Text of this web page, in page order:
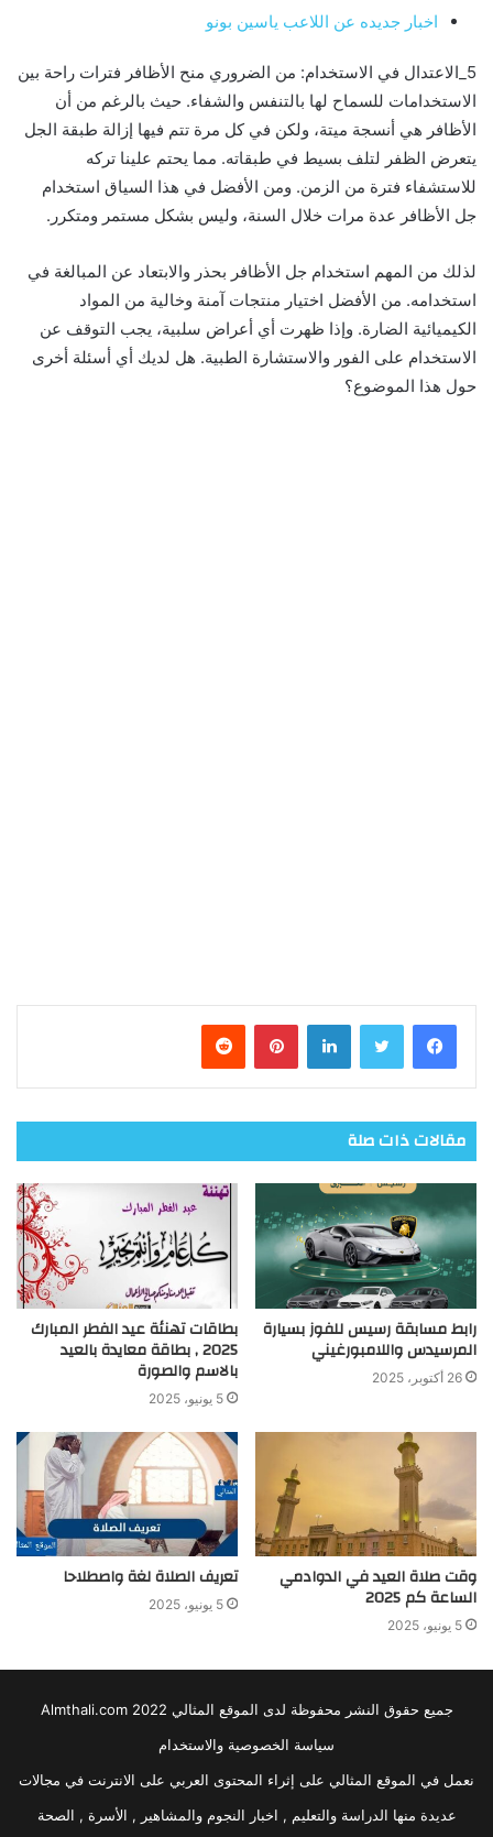
اخبار جديده عن اللاعب ياسين بونو
5_الاعتدال في الاستخدام: من الضروري منح الأظافر فترات راحة بين
الاستخدامات للسماح لها بالتنفس والشفاء. حيث بالرغم من أن
الأظافر هي أنسجة ميتة، ولكن في كل مرة تتم فيها إزالة طبقة الجل
يتعرض الظفر لتلف بسيط في طبقاته. مما يحتم علينا تركه
للاستشفاء فترة من الزمن. ومن الأفضل في هذا السياق استخدام
جل الأظافر عدة مرات خلال السنة، وليس بشكل مستمر ومتكرر.
لذلك من المهم استخدام جل الأظافر بحذر والابتعاد عن المبالغة في
استخدامه. من الأفضل اختيار منتجات آمنة وخالية من المواد
الكيميائية الضارة. وإذا ظهرت أي أعراض سلبية، يجب التوقف عن
الاستخدام على الفور والاستشارة الطبية. هل لديك أي أسئلة أخرى
حول هذا الموضوع؟
فيسبوك تويتر لينكدإن بينتيريست
مقالات ذات صلة
رابط مسابقة رسيس للفوز بسيارة
المرسيدس واللامبورغيني
26 أكتوبر، 2025
بطاقات تهنئة عيد الفطر المبارك
2025 , بطاقة معايدة بالعيد
بالاسم والصورة
5 يونيو، 2025
وقت صلاة العيد في الدوادمي
الساعة كم 2025
5 يونيو، 2025
تعريف الصلاة لغة واصطلاحا
5 يونيو، 2025
جميع حقوق النشر محفوظة لدى الموقع المثالي 2022 Almthali.com
سياسة الخصوصية والاستخدام
نعمل في الموقع المثالي على إثراء المحتوى العربي على الانترنت في مجالات
عديدة منها الدراسة والتعليم , اخبار النجوم والمشاهير , الأسرة , الصحة